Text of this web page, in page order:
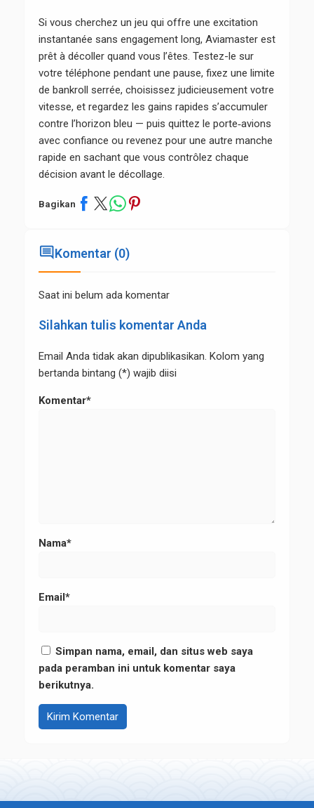
Si vous cherchez un jeu qui offre une excitation
instantanée sans engagement long, Aviamaster est
prêt à décoller quand vous l’êtes. Testez-le sur
votre téléphone pendant une pause, fixez une limite
de bankroll serrée, choisissez judicieusement votre
vitesse, et regardez les gains rapides s’accumuler
contre l’horizon bleu — puis quittez le porte‑avions
avec confiance ou revenez pour une autre manche
rapide en sachant que vous contrôlez chaque
décision avant le décollage.
Bagikan
commentKomentar (0)
Saat ini belum ada komentar
Silahkan tulis komentar Anda
Email Anda tidak akan dipublikasikan. Kolom yang
bertanda bintang (*) wajib diisi
Komentar*
Nama*
Email*
Simpan nama, email, dan situs web saya
pada peramban ini untuk komentar saya
berikutnya.